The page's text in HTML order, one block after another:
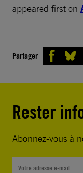
appeared first on
Partager
Rester
Abonnez-vous à